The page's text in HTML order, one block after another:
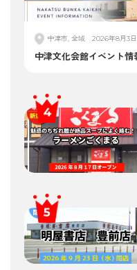
中津市, 全域 2026年8月3日
中津文化会館イベント情